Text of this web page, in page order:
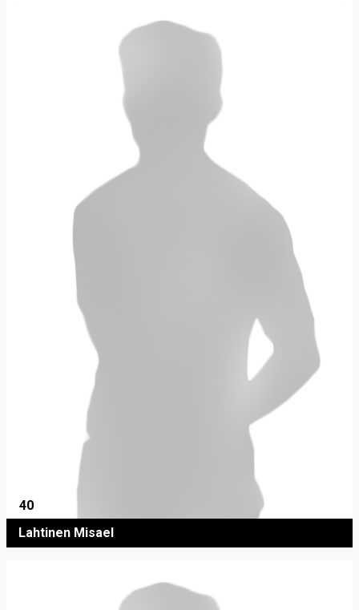
40
Lahtinen Misael